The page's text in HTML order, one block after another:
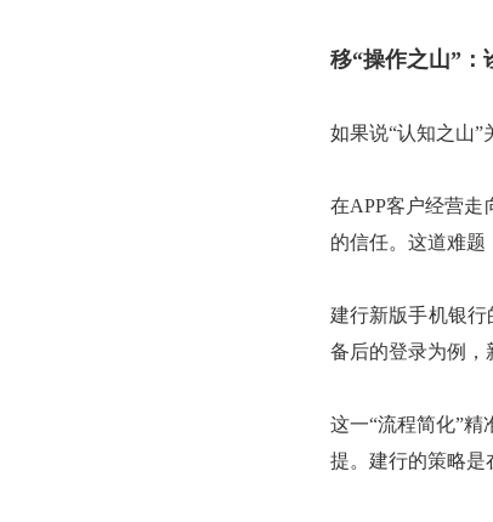
移“操作之山”：
如果说“认知之山”
在APP客户经营走
的信任。这道难题
建行新版手机银行
备后的登录为例，
这一“流程简化”
提。建行的策略是